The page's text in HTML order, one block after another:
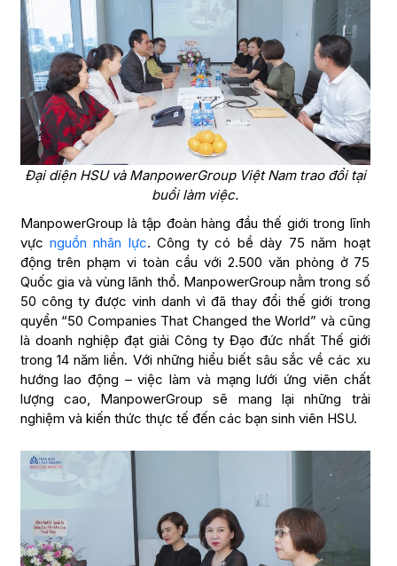
Đại diện HSU và ManpowerGroup Việt Nam trao đổi tại
buổi làm việc.
ManpowerGroup là tập đoàn hàng đầu thế giới trong lĩnh
vực nguồn nhân lực. Công ty có bề dày 75 năm hoạt
động trên phạm vi toàn cầu với 2.500 văn phòng ở 75
Quốc gia và vùng lãnh thổ. ManpowerGroup nằm trong số
50 công ty được vinh danh vì đã thay đổi thế giới trong
quyển “50 Companies That Changed the World” và cũng
là doanh nghiệp đạt giải Công ty Đạo đức nhất Thế giới
trong 14 năm liền. Với những hiểu biết sâu sắc về các xu
hướng lao động – việc làm và mạng lưới ứng viên chất
lượng cao, ManpowerGroup sẽ mang lại những trải
nghiệm và kiến thức thực tế đến các bạn sinh viên HSU.